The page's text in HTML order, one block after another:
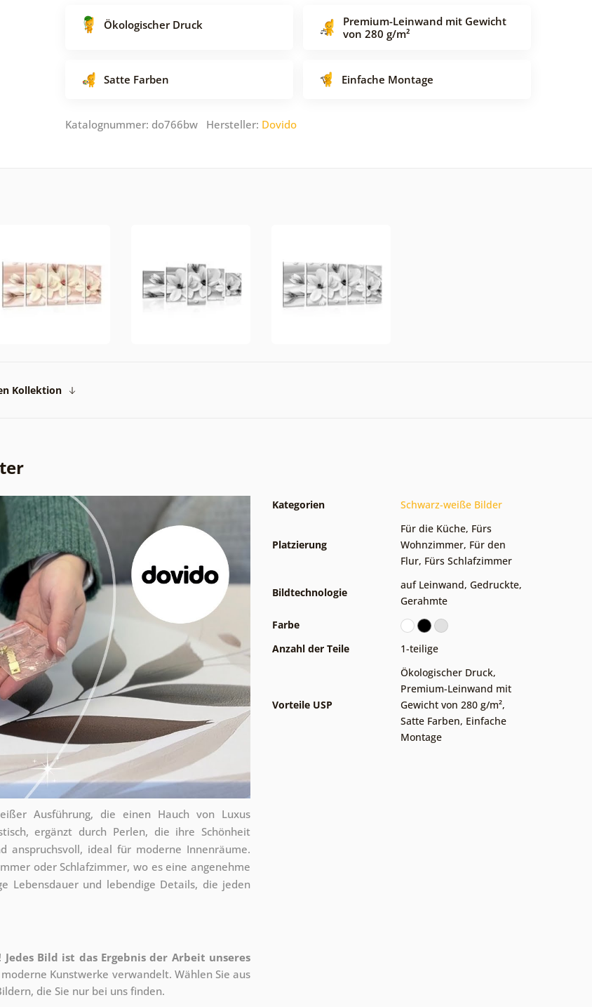
Ökologischer Druck
Premium-Leinwand mit Gewicht
von 280 g/m²
Satte Farben Einfache Montage
Katalognummer: do766bw Hersteller: Dovido
Kollektion
Ausführung, die einen Hauch von Luxus
ergänzt durch Perlen, die ihre Schönheit
anspruchsvoll, ideal für moderne Innenräume.
oder Schlafzimmer, wo es eine angenehme
Lebensdauer und lebendige Details, die jeden
Jedes Bild ist das Ergebnis der Arbeit unseres
Kunstwerke verwandelt. Wählen Sie aus
die Sie nur bei uns finden.
Kategorien Schwarz-weiße Bilder
Platzierung
Für die Küche, Fürs
Wohnzimmer, Für den
Flur, Fürs Schlafzimmer
Bildtechnologie
auf Leinwand, Gedruckte,
Gerahmte
Farbe
Anzahl der Teile
1-teilige
Vorteile USP
Ökologischer Druck,
Premium-Leinwand mit
Gewicht von 280 g/m²,
Satte Farben, Einfache
Montage